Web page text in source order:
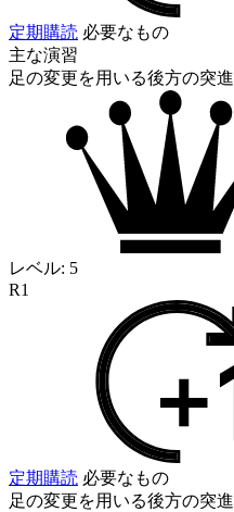
定期購読 必要なもの
主な演習
足の変更を用いる後方の突進
レベル: 5
R1
定期購読 必要なもの
足の変更を用いる後方の突進